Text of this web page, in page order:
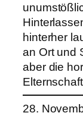
hinterher
an Ort und
aber die
28.